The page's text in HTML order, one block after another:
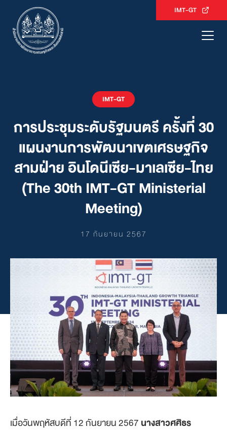
content
IMT-GT
IMT-GT
การประชุมระดับรัฐมนตรี ครั้งที่ 30
แผนงานการพัฒนาเขตเศรษฐกิจ
สามฝ่าย อินโดนีเซีย-มาเลเซีย-ไทย
(The 30th IMT-GT Ministerial
Meeting)
17 กันยายน 2567
เมื่อวันพฤหัสบดีที่ 12 กันยายน 2567 นางสาวศศิธร